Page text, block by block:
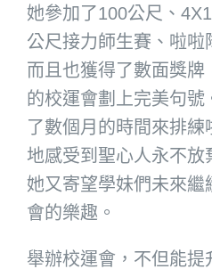
她參加了100公尺、
公尺接力師生賽、啦啦
而且也獲得了數面獎
的校運會劃上完美句
了數個月的時間來排練
地感受到聖心人永不放
她又寄望學妹們未來繼
會的樂趣。
舉辦校運會，不但能